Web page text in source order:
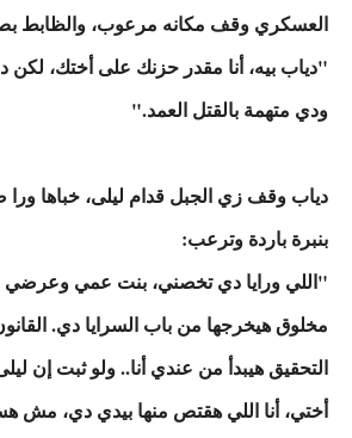
العسكري وقف مكانه مرعوب، والظابط
"دياب بيه، أنا مقدر حزنك على أختك، لكن
ودي متهمة بالقتل العمد."
دياب وقف زي الجبل قدام ليلى، خباها
بنبرة باردة وترعب:
"اللي ورايا دي تخصني، بنت عمي
مخلوق هيخرجها من باب السرايا دي.
التحقيق هيبدأ من عندي أنا.. ولو ثبت إن
أختي، أنا اللي هقتص منها بيدي دي، مش